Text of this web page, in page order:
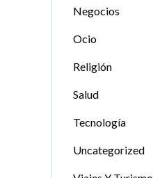
Negocios
Ocio
Religión
Salud
Tecnología
Uncategorized